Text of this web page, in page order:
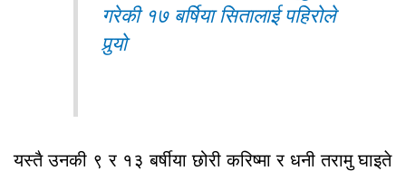
गरेकी १७ बर्षिया सितालाई पहिरोले
पुर्‍यो
यस्तै उनकी ९ र १३ बर्षीया छोरी करिष्मा र धनी तरामु घाइते